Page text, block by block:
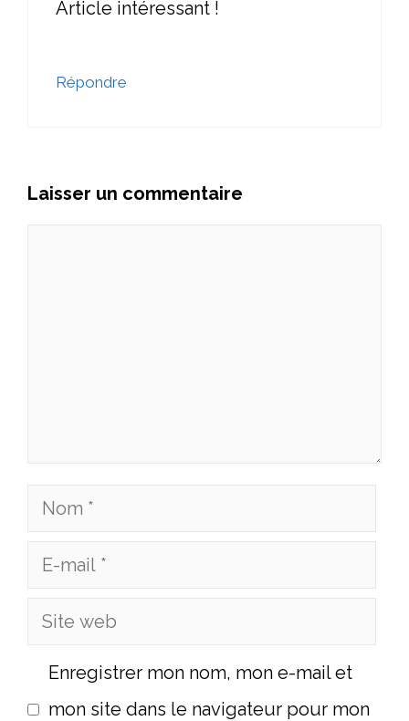
Article intéressant !
Répondre
Laisser un commentaire
Nom
E-
Site
Enregistrer mon nom, mon e-mail et
mon site dans le navigateur pour mon